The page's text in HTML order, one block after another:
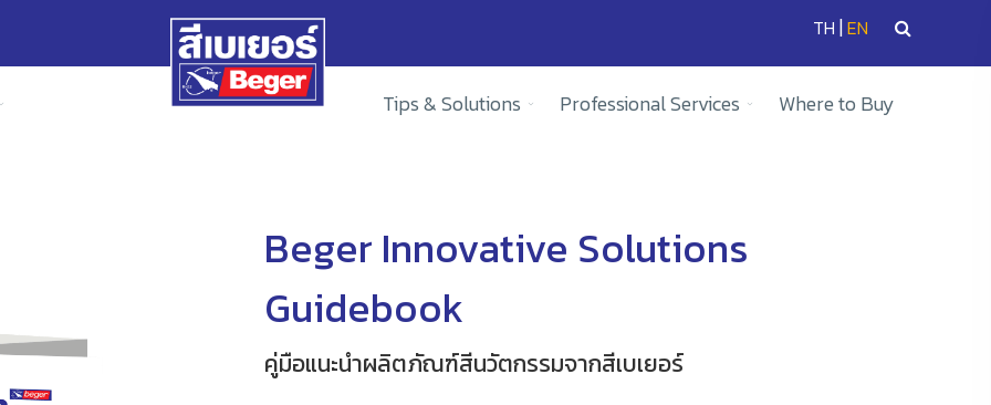
TH |EN
Tips & Solutions Professional Services Where to Buy
Beger Innovative Solutions
Guidebook
คู่มือแนะนำผลิตภัณฑ์สีนวัตกรรมจากสีเบเยอร์